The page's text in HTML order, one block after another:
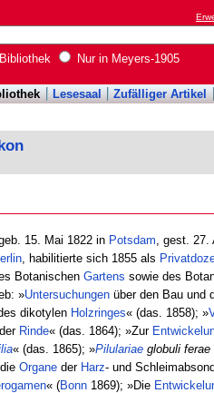
Bibliothek Nur in Meyers-1905
Lesesaal Zufälliger Artikel
15. Mai 1822 in Potsdam , gest.
, habilitierte sich 1855 als
Botanischen Gartens sowie des
»Untersuchungenüber den Bau und
dikotylen Holzringes« (das. 1858); »
Rinde« (das. 1864); »Zur
« (das. 1865); »Pilulariaeglobuli ferae
Organeder Harz- und
« (Bonn1869); »Die